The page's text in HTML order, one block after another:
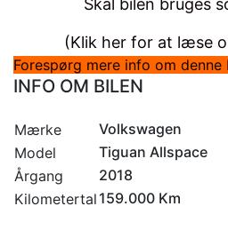
(Klik her for at læse
Forespørg mere info om denne
INFO OM BILEN
Mærke
Volkswagen
Model
Tiguan Allspace
Årgang
2018
Kilometertal 159.000 Km